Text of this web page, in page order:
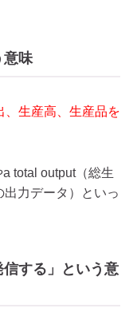
意味
、生産高、生産品を
total output（総生
力データ）といっ
する」という意